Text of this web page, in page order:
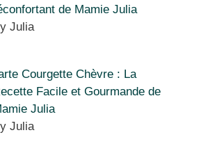
de Mamie Julia
Julia
Courgette Chèvre : La
Facile et Gourmande de
Julia
Julia